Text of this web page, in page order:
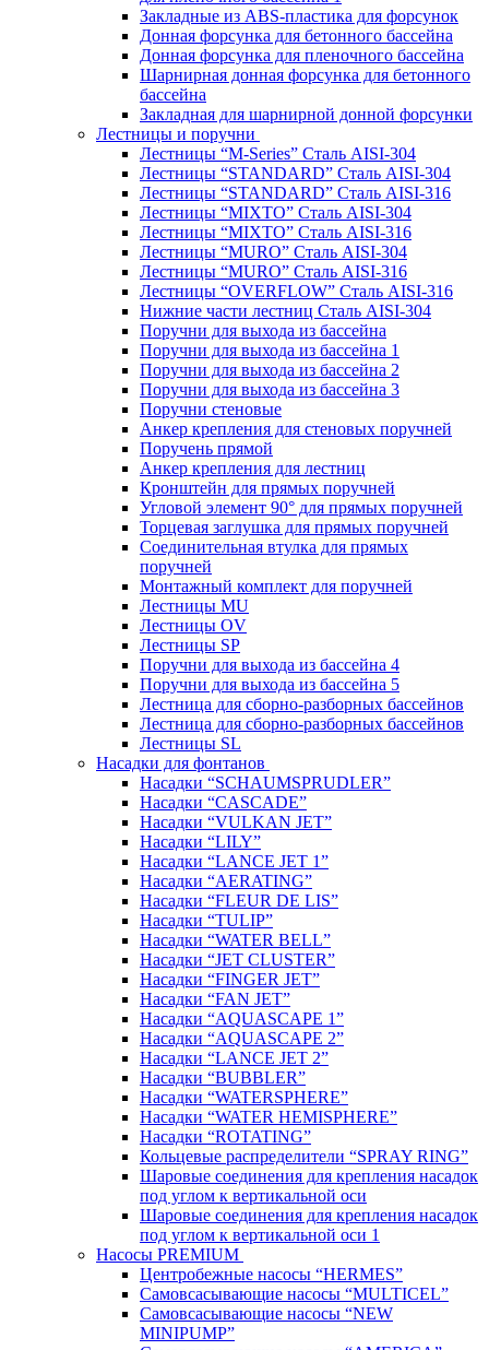
Закладные из ABS-пластика для форсунок
Донная форсунка для бетонного бассейна
Донная форсунка для пленочного бассейна
Шарнирная донная форсунка для бетонного
бассейна
Закладная для шарнирной донной форсунки
Лестницы и поручни
Лестницы “M-Series” Сталь AISI-304
Лестницы “STANDARD” Сталь AISI-304
Лестницы “STANDARD” Сталь AISI-316
Лестницы “MIXTO” Сталь AISI-304
Лестницы “MIXTO” Сталь AISI-316
Лестницы “MURO” Сталь AISI-304
Лестницы “MURO” Сталь AISI-316
Лестницы “OVERFLOW” Сталь AISI-316
Нижние части лестниц Сталь AISI-304
Поручни для выхода из бассейна
Поручни для выхода из бассейна 1
Поручни для выхода из бассейна 2
Поручни для выхода из бассейна 3
Поручни стеновые
Анкер крепления для стеновых поручней
Поручень прямой
Анкер крепления для лестниц
Кронштейн для прямых поручней
Угловой элемент 90° для прямых поручней
Торцевая заглушка для прямых поручней
Соединительная втулка для прямых
поручней
Монтажный комплект для поручней
Лестницы MU
Лестницы OV
Лестницы SP
Поручни для выхода из бассейна 4
Поручни для выхода из бассейна 5
Лестница для сборно-разборных бассейнов
Лестница для сборно-разборных бассейнов
Лестницы SL
Насадки для фонтанов
Насадки “SCHAUMSPRUDLER”
Насадки “CASCADE”
Насадки “VULKAN JET”
Насадки “LILY”
Насадки “LANCE JET 1”
Насадки “AERATING”
Насадки “FLEUR DE LIS”
Насадки “TULIP”
Насадки “WATER BELL”
Насадки “JET CLUSTER”
Насадки “FINGER JET”
Насадки “FAN JET”
Насадки “AQUASCAPE 1”
Насадки “AQUASCAPE 2”
Насадки “LANCE JET 2”
Насадки “BUBBLER”
Насадки “WATERSPHERE”
Насадки “WATER HEMISPHERE”
Насадки “ROTATING”
Кольцевые распределители “SPRAY RING”
Шаровые соединения для крепления насадок
под углом к вертикальной оси
Шаровые соединения для крепления насадок
под углом к вертикальной оси 1
Насосы PREMIUM
Центробежные насосы “HERMES”
Самовсасывающие насосы “MULTICEL”
Самовсасывающие насосы “NEW
MINIPUMP”